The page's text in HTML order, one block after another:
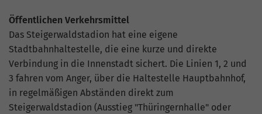
Öffentlichen Verkehrsmittel
Das Steigerwaldstadion hat eine eigene
Stadtbahnhaltestelle, die eine kurze und direkte
Verbindung in die Innenstadt sichert. Die Linien 1, 2 und
3 fahren vom Anger, über die Haltestelle Hauptbahnhof,
in regelmäßigen Abständen direkt zum
Steigerwaldstadion (Ausstieg "Thüringernhalle" oder